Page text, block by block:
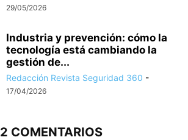
29/05/2026
Industria y prevención: cómo la
tecnología está cambiando la
gestión de...
Redacción Revista Seguridad 360 -
17/04/2026
2 COMENTARIOS